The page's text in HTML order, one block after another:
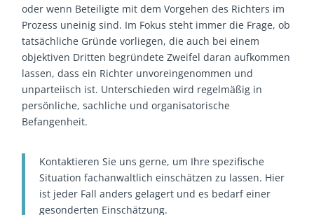
oder wenn Beteiligte mit dem Vorgehen des Richters im
Prozess uneinig sind. Im Fokus steht immer die Frage, ob
tatsächliche Gründe vorliegen, die auch bei einem
objektiven Dritten begründete Zweifel daran aufkommen
lassen, dass ein Richter unvoreingenommen und
unparteiisch ist. Unterschieden wird regelmäßig in
persönliche, sachliche und organisatorische
Befangenheit.
Kontaktieren Sie uns gerne, um Ihre spezifische
Situation fachanwaltlich einschätzen zu lassen. Hier
ist jeder Fall anders gelagert und es bedarf einer
gesonderten Einschätzung.